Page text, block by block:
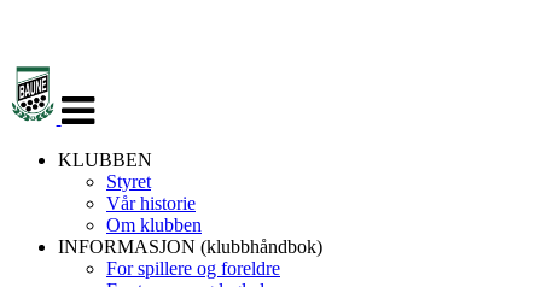
navigasjon
KLUBBEN
Styret
Vår historie
Om klubben
INFORMASJON (klubbhåndbok)
For spillere og foreldre